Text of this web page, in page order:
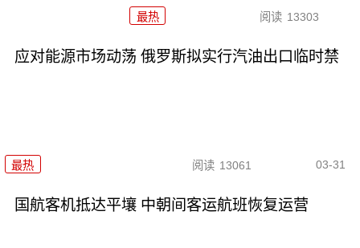
最热 阅读 13303
应对能源市场动荡 俄罗斯拟实行汽油出口临时禁
最热 阅读 13061 03-31
国航客机抵达平壤 中朝间客运航班恢复运营